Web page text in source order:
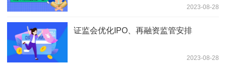
2023-08-28
证监会优化IPO、再融资监管安排
2023-08-28